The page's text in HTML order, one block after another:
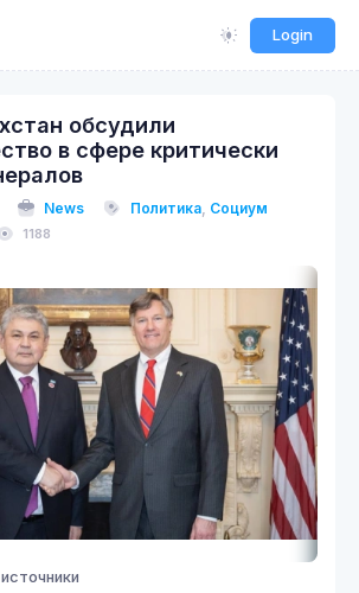
Login
обсудили
в сфере критически
News Политика, Социум
1188